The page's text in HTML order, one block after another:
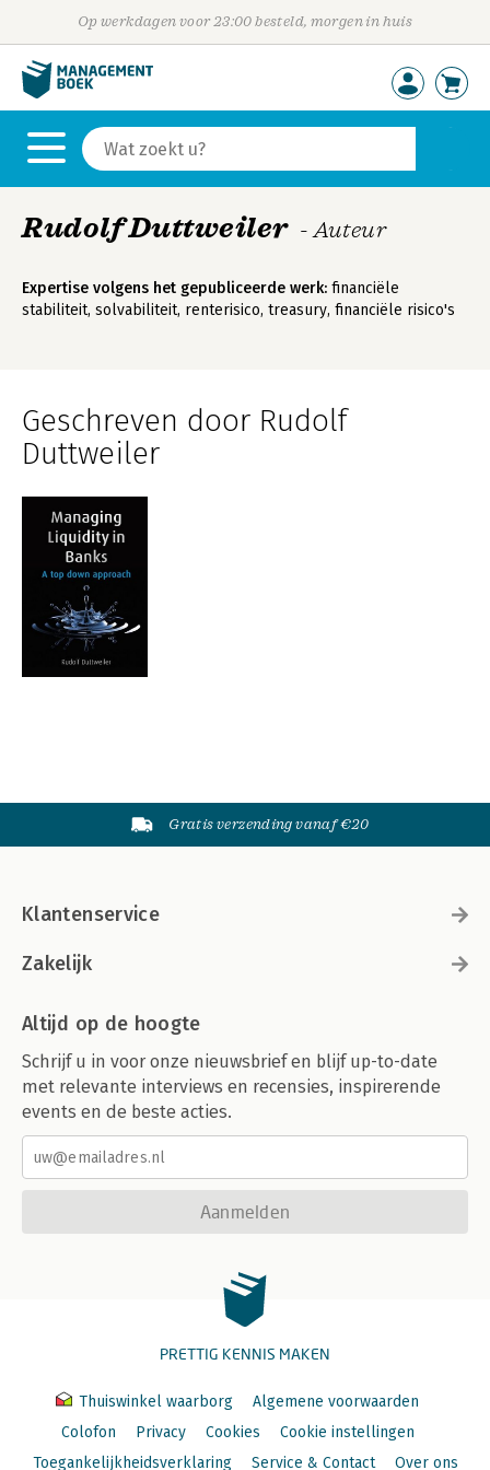
Op werkdagen voor 23:00 besteld, morgen in huis
Rudolf Duttweiler - Auteur
Expertise volgens het gepubliceerde werk: financiële
stabiliteit, solvabiliteit, renterisico, treasury, financiële risico's
Geschreven door Rudolf
Duttweiler
Gratis verzending vanaf €20
Klantenservice
Zakelijk
Altijd op de hoogte
Schrijf u in voor onze nieuwsbrief en blijf up-to-date
met relevante interviews en recensies, inspirerende
events en de beste acties.
Aanmelden
PRETTIG KENNIS MAKEN
Thuiswinkel waarborg
Algemene voorwaarden
Colofon
Privacy Cookies
Cookie instellingen
Toegankelijkheidsverklaring
Service & Contact Over ons